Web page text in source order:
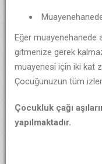
Eğer muayenehanede
gitmenize gerek
muayenesi için iki kat
Çocuğunuzun tüm
Çocukluk çağı
yapılmaktadır.